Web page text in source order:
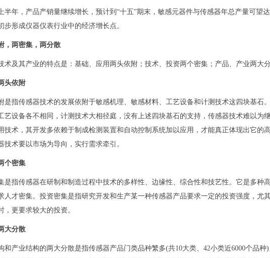
半年，产品产销量继续增长，预计到“十五”期末，敏感元器件与传感器年总产量可望
步形成仪器仪表行业中的经济增长点。
，两密集，两分散
术及其产业的特点是：基础、应用两头依附；技术、投资两个密集；产品、产业两大分
头依附
是指传感器技术的发展依附于敏感机理、敏感材料、工艺设备和计测技术这四块基石
艺设备各不相同，计测技术大相径庭，没有上述四块基石的支持，传感器技术难以为
技术，其开发多依赖于制成检测装置和自动控制系统加以应用，才能真正体现出它的
技术要以市场为导向，实行需求牵引。
个密集
是指传感器在研制和制造过程中技术的多样性、边缘性、综合性和技艺性。它是多种
人才密集。投资密集是指研究开发和生产某一种传感器产品要求一定的投资强度，尤
，更要求较大的投资。
大分散
和产业结构的两大分散是指传感器产品门类品种繁多(共10大类、42小类近6000个品